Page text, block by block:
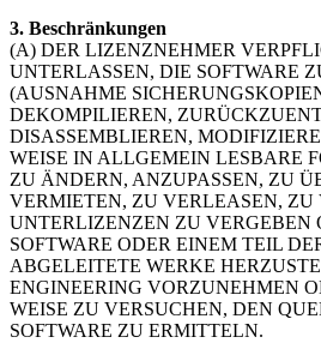
3. Beschränkungen
(A) DER LIZENZNEHMER
UNTERLASSEN, DIE SOFTWARE
(AUSNAHME
DEKOMPILIEREN,
DISASSEMBLIEREN,
WEISE IN ALLGEMEIN LESBARE
ZU ÄNDERN, ANZUPASSEN, ZU
VERMIETEN, ZU VERLEASEN, ZU
UNTERLIZENZEN ZU VERGEBEN
SOFTWARE ODER EINEM TEIL
ABGELEITETE WERKE
ENGINEERING VORZUNEHMEN
WEISE ZU VERSUCHEN, DEN
SOFTWARE ZU ERMITTELN.